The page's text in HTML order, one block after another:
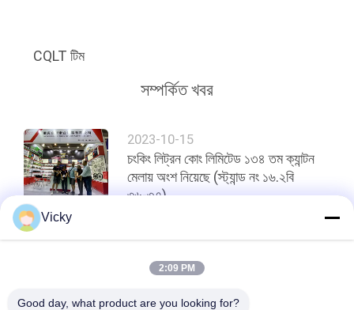
CQLT টিম
সম্পর্কিত খবর
2023-10-15
চংকিং লিট্রন কোং লিমিটেড ১৩৪ তম ক্যান্টন
মেলায় অংশ নিয়েছে (স্ট্যান্ড নং ১৬.২বি
৩৬-৩৭)
শীর্ষ
Vicky
2:09 PM
Good day, what product are you looking for?